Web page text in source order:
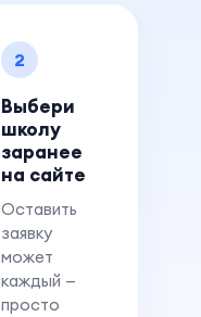
2
Выбери
школу
заранее
на сайте
Оставить
заявку
может
каждый —
просто